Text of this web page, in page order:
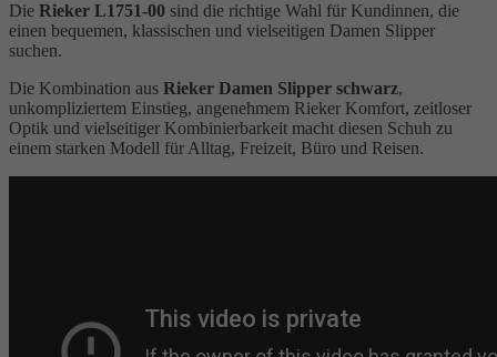
Die Rieker L1751-00 sind die richtige Wahl für Kundinnen, die
einen bequemen, klassischen und vielseitigen Damen Slipper
suchen.
Die Kombination aus Rieker Damen Slipper schwarz,
unkompliziertem Einstieg, angenehmem Rieker Komfort, zeitloser
Optik und vielseitiger Kombinierbarkeit macht diesen Schuh zu
einem starken Modell für Alltag, Freizeit, Büro und Reisen.